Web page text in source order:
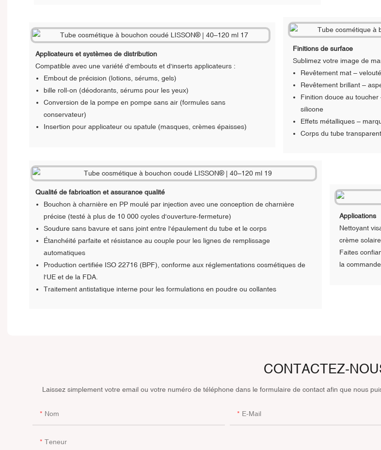
Applicateurs et systèmes de distribution
Compatible avec une variété d'embouts et d'inserts applicateurs :
Embout de précision (lotions, sérums, gels)
bille roll-on (déodorants, sérums pour les yeux)
Conversion de la pompe en pompe sans air (formules sans
conservateur)
Insertion pour applicateur ou spatule (masques, crèmes épaisses)
Finitions de surface
Sublimez votre image de
Revêtement mat –
Revêtement brillant –
Finition douce au
silicone
Effets métalliques –
Corps du tube
Qualité de fabrication et assurance qualité
Bouchon à charnière en PP moulé par injection avec une conception de charnière
précise (testé à plus de 10 000 cycles d'ouverture-fermeture)
Soudure sans bavure et sans joint entre l'épaulement du tube et le corps
Étanchéité parfaite et résistance au couple pour les lignes de remplissage
automatiques
Production certifiée ISO 22716 (BPF), conforme aux réglementations cosmétiques de
l'UE et de la FDA.
Traitement antistatique interne pour les formulations en poudre ou collantes
Applications
Nettoyant
crème
Faites
la
CONTACTEZ-
Laissez simplement votre email ou votre numéro de téléphone dans le formulaire de contact afin que nous
Nom E-Mail
Teneur